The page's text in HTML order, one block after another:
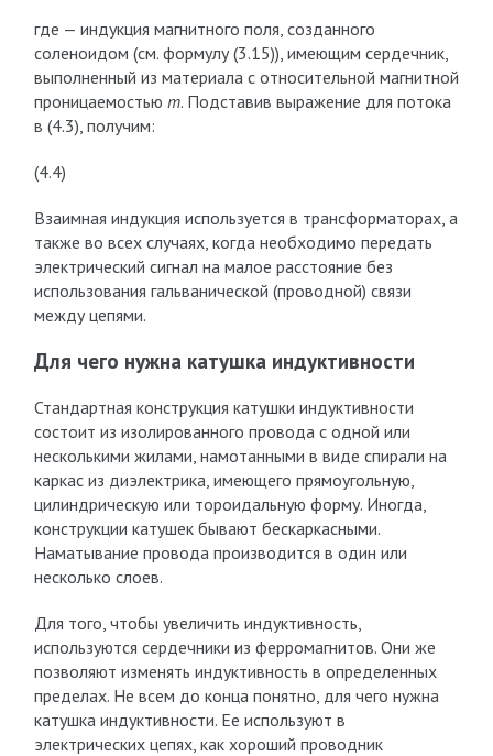
где — индукция магнитного поля, созданного
соленоидом (см. формулу (3.15)), имеющим сердечник,
выполненный из материала с относительной магнитной
проницаемостью m. Подставив выражение для потока
в (4.3), получим:
(4.4)
Взаимная индук­ция используется в трансформаторах, а
также во всех случаях, когда необходимо передать
электрический сигнал на малое расстояние без
использования гальванической (проводной) связи
между цепями.
Для чего нужна катушка индуктивности
Стандартная конструкция катушки индуктивности
состоит из изолированного провода с одной или
несколькими жилами, намотанными в виде спирали на
каркас из диэлектрика, имеющего прямоугольную,
цилиндрическую или тороидальную форму. Иногда,
конструкции катушек бывают бескаркасными.
Наматывание провода производится в один или
несколько слоев.
Для того, чтобы увеличить индуктивность,
используются сердечники из ферромагнитов. Они же
позволяют изменять индуктивность в определенных
пределах. Не всем до конца понятно, для чего нужна
катушка индуктивности. Ее используют в
электрических цепях, как хороший проводник